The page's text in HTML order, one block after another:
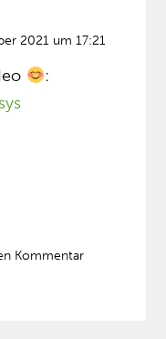
2021 um 17:21
:
Kommentar